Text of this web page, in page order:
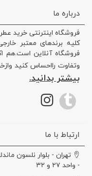
درباره ما
فروشگاه اینترنتی خرید
کلیه برندهای معتبر
فروشگاه آنلاین است.هم
وتفاوت رااحساس کنید
بیشتر بدانید.
ارتباط با ما
تهران - بلوار نلسون
- واحد ۲۷ و ۳۲